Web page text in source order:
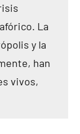
La
y la
han
vivos,